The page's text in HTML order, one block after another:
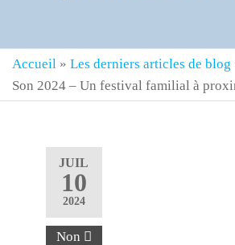
Accueil » Les derniers articles de blog
Son 2024 – Un festival familial à
JUIL
10
2024
Non